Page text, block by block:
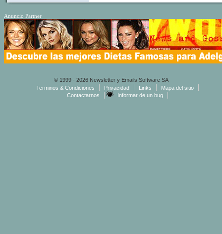
Anuncio Partner
© 1999 - 2026 Newsletter y Emails Software SA
Terminos & Condiciones
Privacidad Links
Mapa del sitio
Contactarnos
Informar de un bug